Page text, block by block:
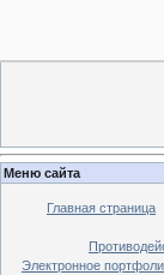
Меню сайта
Главная страница
Электронное